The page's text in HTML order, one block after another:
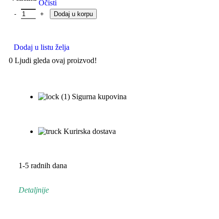
Očisti
Dodaj u korpu
Dodaj u listu želja
0 Ljudi gleda ovaj proizvod!
Sigurna kupovina
Kurirska dostava
1-5 radnih dana
Detaljnije